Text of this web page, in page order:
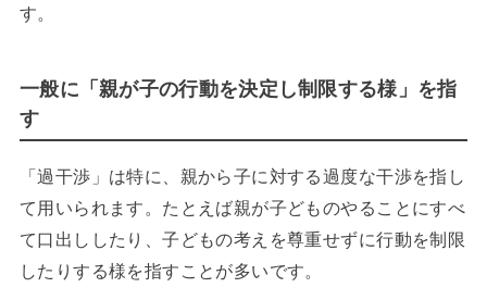
す。
一般に「親が子の行動を決定し制限する様」を指
す
「過干渉」は特に、親から子に対する過度な干渉を指し
て用いられます。たとえば親が子どものやることにすべ
て口出ししたり、子どもの考えを尊重せずに行動を制限
したりする様を指すことが多いです。